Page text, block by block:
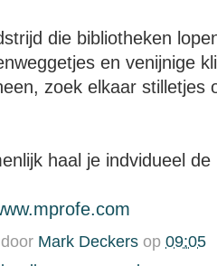
die bibliotheken
en venijnige
zoek elkaar stilletjes
haal je indvidueel
Mark Deckers op 09:05